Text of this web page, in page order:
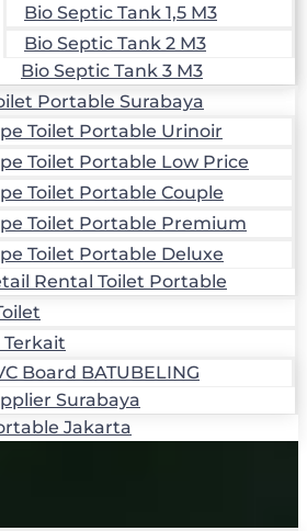
Bio Septic Tank 1,5 M3
Bio Septic Tank 2 M3
Bio Septic Tank 3 M3
Portable Surabaya
Toilet Portable Urinoir
Toilet Portable Low Price
Toilet Portable Couple
Toilet Portable Premium
Toilet Portable Deluxe
Rental Toilet Portable
Board BATUBELING
Surabaya
Jakarta